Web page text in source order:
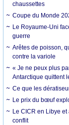
chaussettes
Coupe du Monde
Le Royaume-Uni
guerre
Arêtes de poisson,
contre la variole
« Je ne peux plus
Antarctique quittent
Ce que les
Le prix du bœuf
Le CICR en Libye
conflit